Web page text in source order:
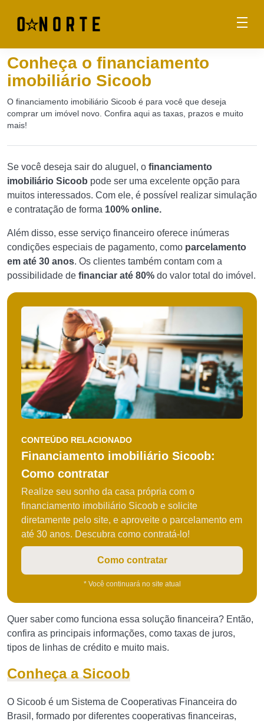
Conheça o financiamento
imobiliário Sicoob
O financiamento imobiliário Sicoob é para você que deseja
comprar um imóvel novo. Confira aqui as taxas, prazos e muito
mais!
Se você deseja sair do aluguel, o financiamento
imobiliário Sicoob pode ser uma excelente opção para
muitos interessados. Com ele, é possível realizar simulação
e contratação de forma 100% online.
Além disso, esse serviço financeiro oferece inúmeras
condições especiais de pagamento, como parcelamento
em até 30 anos. Os clientes também contam com a
possibilidade de financiar até 80% do valor total do imóvel.
CONTEÚDO RELACIONADO
Financiamento imobiliário Sicoob:
Como contratar
Realize seu sonho da casa própria com o
financiamento imobiliário Sicoob e solicite
diretamente pelo site, e aproveite o parcelamento em
até 30 anos. Descubra como contratá-lo!
Como contratar
* Você continuará no site atual
Quer saber como funciona essa solução financeira? Então,
confira as principais informações, como taxas de juros,
tipos de linhas de crédito e muito mais.
Conheça a Sicoob
O Sicoob é um Sistema de Cooperativas Financeira do
Brasil, formado por diferentes cooperativas financeiras,